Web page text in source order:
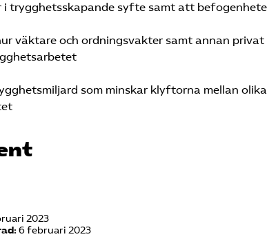
i trygghetsskapande syfte samt att
väktare och ordningsvakter samt annan privat
som minskar klyftorna mellan
2023
6 februari 2023